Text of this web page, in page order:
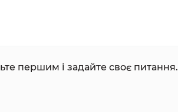
першим і задайте своє питання.